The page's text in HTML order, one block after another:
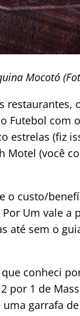
Mocotó
Futebol com
estrelas (fiz
Motel (você
o custo/
Um vale
até sem o
conheci
por 1 de
garrafa